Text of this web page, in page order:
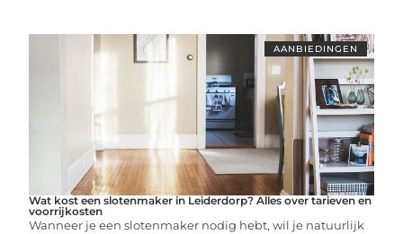
AANBIEDINGEN
Wat kost een slotenmaker in Leiderdorp? Alles over tarieven en
voorrijkosten
Wanneer je een slotenmaker nodig hebt, wil je natuurlijk